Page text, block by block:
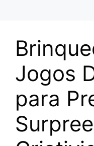
Jogos
para